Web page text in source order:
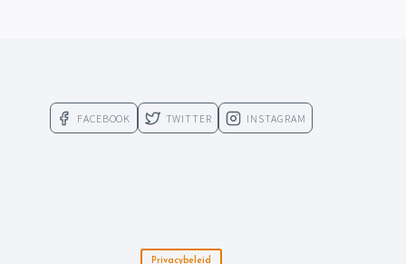
FACEBOOK TWITTER INSTAGRAM
Privacybeleid